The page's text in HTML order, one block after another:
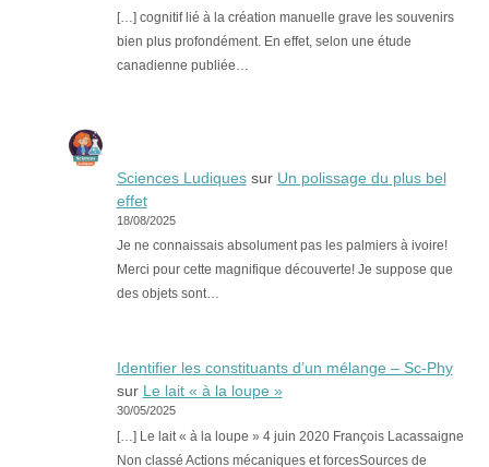
[…] cognitif lié à la création manuelle grave les souvenirs
bien plus profondément. En effet, selon une étude
canadienne publiée…
Sciences Ludiquessur Un polissage du plus bel
effet
18/08/2025
Je ne connaissais absolument pas les palmiers à ivoire!
Merci pour cette magnifique découverte! Je suppose que
des objets sont…
Identifier les constituants d’un mélange – Sc-Phy
sur Le lait « à la loupe »
30/05/2025
[…] Le lait « à la loupe » 4 juin 2020 François Lacassaigne
Non classé Actions mécaniques et forcesSources de